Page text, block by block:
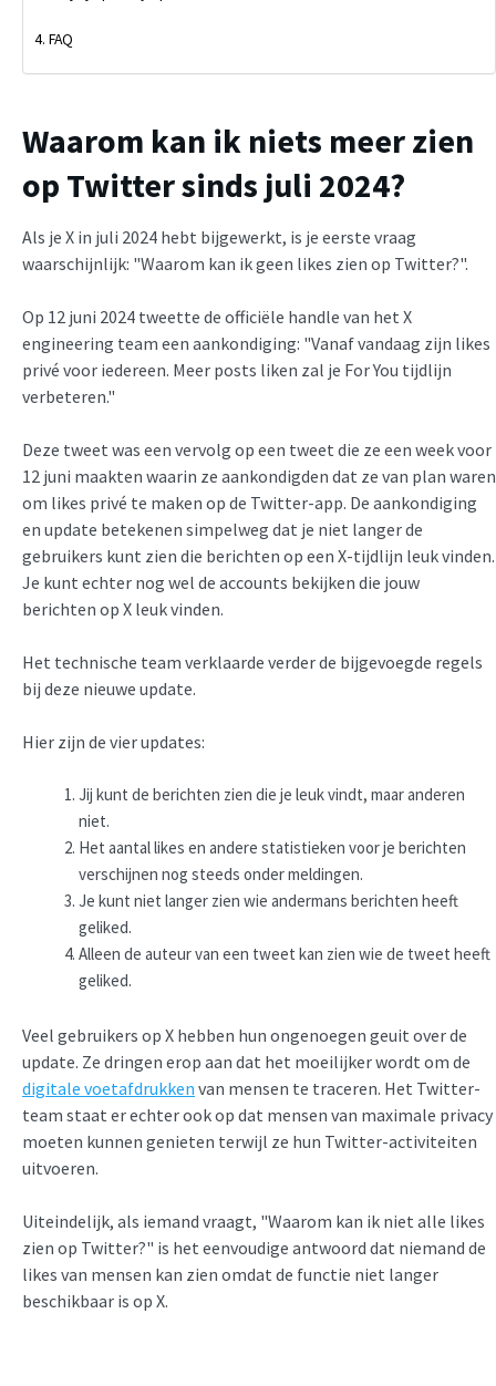
FAQ
Waarom kan ik niets meer zien
op Twitter sinds juli 2024?
Als je X in juli 2024 hebt bijgewerkt, is je eerste vraag
waarschijnlijk: "Waarom kan ik geen likes zien op Twitter?".
Op 12 juni 2024 tweette de officiële handle van het X
engineering team een aankondiging: "Vanaf vandaag zijn likes
privé voor iedereen. Meer posts liken zal je For You tijdlijn
verbeteren."
Deze tweet was een vervolg op een tweet die ze een week voor
12 juni maakten waarin ze aankondigden dat ze van plan waren
om likes privé te maken op de Twitter-app. De aankondiging
en update betekenen simpelweg dat je niet langer de
gebruikers kunt zien die berichten op een X-tijdlijn leuk vinden.
Je kunt echter nog wel de accounts bekijken die jouw
berichten op X leuk vinden.
Het technische team verklaarde verder de bijgevoegde regels
bij deze nieuwe update.
Hier zijn de vier updates:
Jij kunt de berichten zien die je leuk vindt, maar anderen
niet.
Het aantal likes en andere statistieken voor je berichten
verschijnen nog steeds onder meldingen.
Je kunt niet langer zien wie andermans berichten heeft
geliked.
Alleen de auteur van een tweet kan zien wie de tweet heeft
geliked.
Veel gebruikers op X hebben hun ongenoegen geuit over de
update. Ze dringen erop aan dat het moeilijker wordt om de
digitale voetafdrukken van mensen te traceren. Het Twitter-
team staat er echter ook op dat mensen van maximale privacy
moeten kunnen genieten terwijl ze hun Twitter-activiteiten
uitvoeren.
Uiteindelijk, als iemand vraagt, "Waarom kan ik niet alle likes
zien op Twitter?" is het eenvoudige antwoord dat niemand de
likes van mensen kan zien omdat de functie niet langer
beschikbaar is op X.